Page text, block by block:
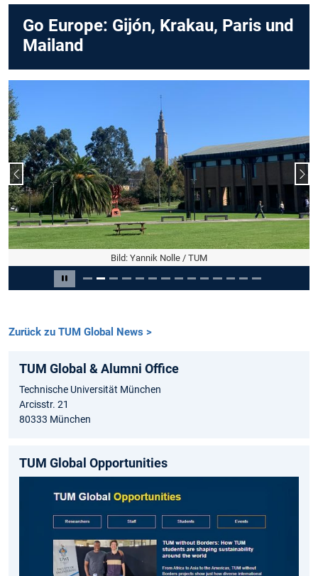
Go Europe: Gijón, Krakau, Paris und
Mailand
Carousel pausieren
Bild: Yannik Nolle / TUM
Vorheriger Slide
Slide 2 von 14
Zurück zu TUM Global News >
TUM Global & Alumni Office
Technische Universität München
Arcisstr. 21
80333 München
TUM Global Opportunities